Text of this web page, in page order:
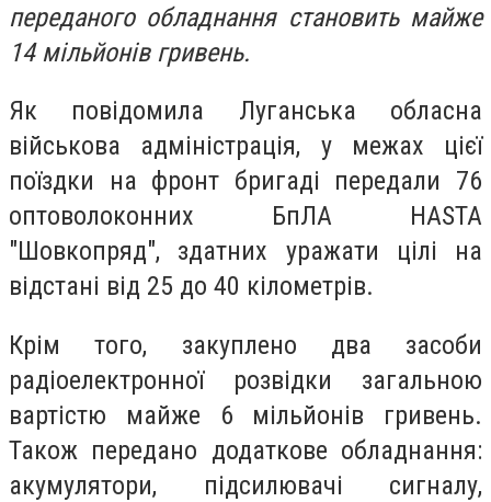
переданого обладнання становить майже
14 мільйонів гривень.
Як повідомила Луганська обласна
військова адміністрація, у межах цієї
поїздки на фронт бригаді передали 76
оптоволоконних БпЛА HASTA
"Шовкопряд", здатних уражати цілі на
відстані від 25 до 40 кілометрів.
Крім того, закуплено два засоби
радіоелектронної розвідки загальною
вартістю майже 6 мільйонів гривень.
Також передано додаткове обладнання:
акумулятори, підсилювачі сигналу,